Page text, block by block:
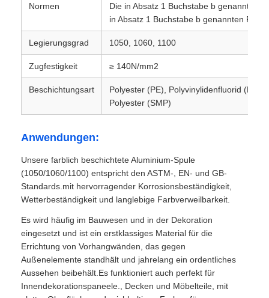
Prägeartiges Aluminium
Laminatfolie aus Aluminium
Aluminiumwabenpaneele
Aluminiumbienenwabe
Spiegel Aluminium
Normen
Die in Absatz 1 Buchstabe b genannten
in Absatz 1 Buchstabe b genannten
Legierungsgrad 1050, 1060, 1100
Zugfestigkeit ≥ 140N/mm2
Beschichtungsart
Polyester (PE), Polyvinylidenfluorid
Polyester (SMP)
Anwendungen:
Unsere farblich beschichtete Aluminium-Spule
(1050/1060/1100) entspricht den ASTM-, EN- und GB-
Standards.mit hervorragender Korrosionsbeständigkeit,
Wetterbeständigkeit und langlebige Farbverweilbarkeit.
Es wird häufig im Bauwesen und in der Dekoration
eingesetzt und ist ein erstklassiges Material für die
Errichtung von Vorhangwänden, das gegen
Außenelemente standhält und jahrelang ein ordentliches
Aussehen beibehält.Es funktioniert auch perfekt für
Innendekorationspaneele., Decken und Möbelteile, mit